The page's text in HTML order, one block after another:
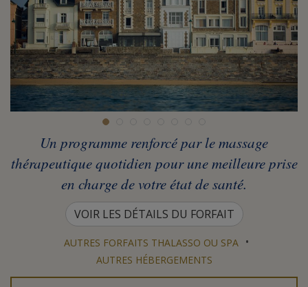
Un programme renforcé par le massage
thérapeutique quotidien pour une meilleure prise
en charge de votre état de santé.
VOIR LES DÉTAILS DU FORFAIT
AUTRES FORFAITS THALASSO OU SPA •
AUTRES HÉBERGEMENTS